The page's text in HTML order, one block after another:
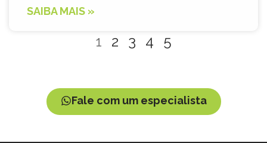
SAIBA MAIS »
1 2 3 4 5
Fale com um especialista